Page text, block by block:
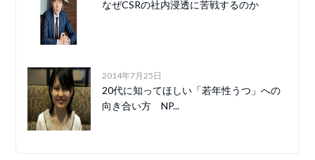
なぜCSRの社内浸透に苦戦するのか
2014年7月25日
20代に知ってほしい「若年性うつ」への
向き合い方 NP...